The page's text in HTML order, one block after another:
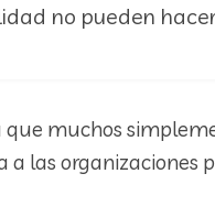
no pueden
muchos
a las organizaciones